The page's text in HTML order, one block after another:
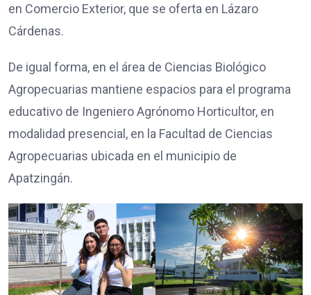
en Comercio Exterior, que se oferta en Lázaro
Cárdenas.
De igual forma, en el área de Ciencias Biológico
Agropecuarias mantiene espacios para el programa
educativo de Ingeniero Agrónomo Horticultor, en
modalidad presencial, en la Facultad de Ciencias
Agropecuarias ubicada en el municipio de
Apatzingán.